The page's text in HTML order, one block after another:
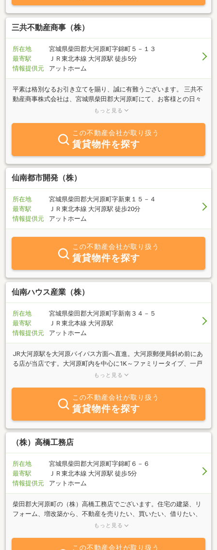
三共不動産商事（株）
所在地
宮城県柴田郡大河原町字錦町５－１３
最寄駅
ＪＲ東北本線 大河原駅 徒歩5分
情報提供元
アットホーム
平素は格別なるお引き立てを賜り、誠に有難うございます。 三共不
動産商事株式会社は、宮城県柴田郡大河原町にて、お客様との日々
の出会いを何よりも大切にし、皆様に快適な住まいをご提供出来る
弊社はこの精神を胸に、 顧客満足度の追求を通してつねに事業のあ
り方をアップデートさせながら、新たなビジネスの潮流を生み出し
ていきたいと願っております。 お客様よりご依頼頂いたひとつひと
つの仕事に対しまして、親切・丁寧な対応をさせて頂き、お客様の
満足をお運び致します。 そして、クオリティの高い仕事をすること
で様々なムダや余計なコストを省き、これからもずっと人と地球に
に対しまして何かご質問・ご相談などございましたら、お気軽にお
問い合わせください。 今後ともよろしくお願い申し上げます。
もっと見る
この不動産会社が取り扱う
賃貸物件を探す
仙南都市開発（株）
所在地
宮城県柴田郡大河原町字新東１５－４
最寄駅
ＪＲ東北本線 大河原駅 徒歩20分
情報提供元
アットホーム
この不動産会社が取り扱う
賃貸物件を探す
仙南ハウス産業（株）
所在地
宮城県柴田郡大河原町字新南３４－５
最寄駅
ＪＲ東北本線 大河原駅
情報提供元
アットホーム
JR大河原駅を大河原バイパス方面へ直進。大河原郵便局斜め前にあ
る店が当店です。大河原町内を中心に1K～ファミリータイプ、一戸
建、事業用物件と幅広く取り扱っております。コロナウイルス感染
際は、現地待合せにご協力頂けますようお願いします。また、ご来
店の際はマスクの着用にご協力お願いします。ご安心してご来店頂
けるようアルコール消毒液及び飛沫防止用ボードを設置しておりま
すのでお気軽にご来店下さい。また、当社ホームページには賃貸物
件の３６０度パノラマ写真を掲載しておりますので是非ご覧くださ
い。仙台支店では主に仙台の売買物件を取り扱っております。０２
もっと見る
この不動産会社が取り扱う
賃貸物件を探す
（株）高橋工務店
所在地
宮城県柴田郡大河原町字錦町６－６
最寄駅
ＪＲ東北本線 大河原駅 徒歩5分
情報提供元
アットホーム
柴田郡大河原町の（株）高橋工務店でございます。住宅の建築、リ
フォーム、増改築から、不動産を売りたい、買いたい、借りたい、
貸したいのご相談までご対応させていただきます。住まいのこと、
がお客様のご要望に合わせた物件を提案させていただきます。
もっと見る
この不動産会社が取り扱う